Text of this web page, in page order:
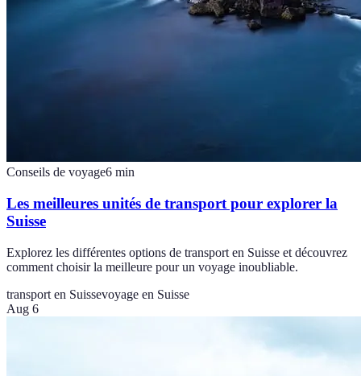
Conseils de voyage6 min
Les meilleures unités de transport pour explorer la
Suisse
Explorez les différentes options de transport en Suisse et découvrez
comment choisir la meilleure pour un voyage inoubliable.
transport en Suissevoyage en Suisse
Aug 6